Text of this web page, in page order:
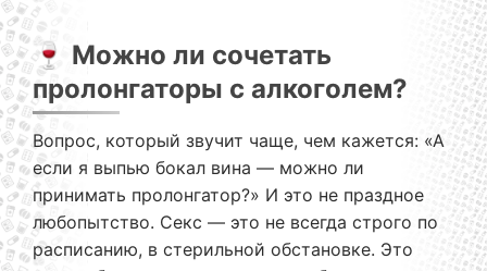
🍷 Можно ли сочетать
пролонгаторы с алкоголем?
Вопрос, который звучит чаще, чем кажется: «А
если я выпью бокал вина — можно ли
принимать пролонгатор?» И это не праздное
любопытство. Секс — это не всегда строго по
расписанию, в стерильной обстановке. Это